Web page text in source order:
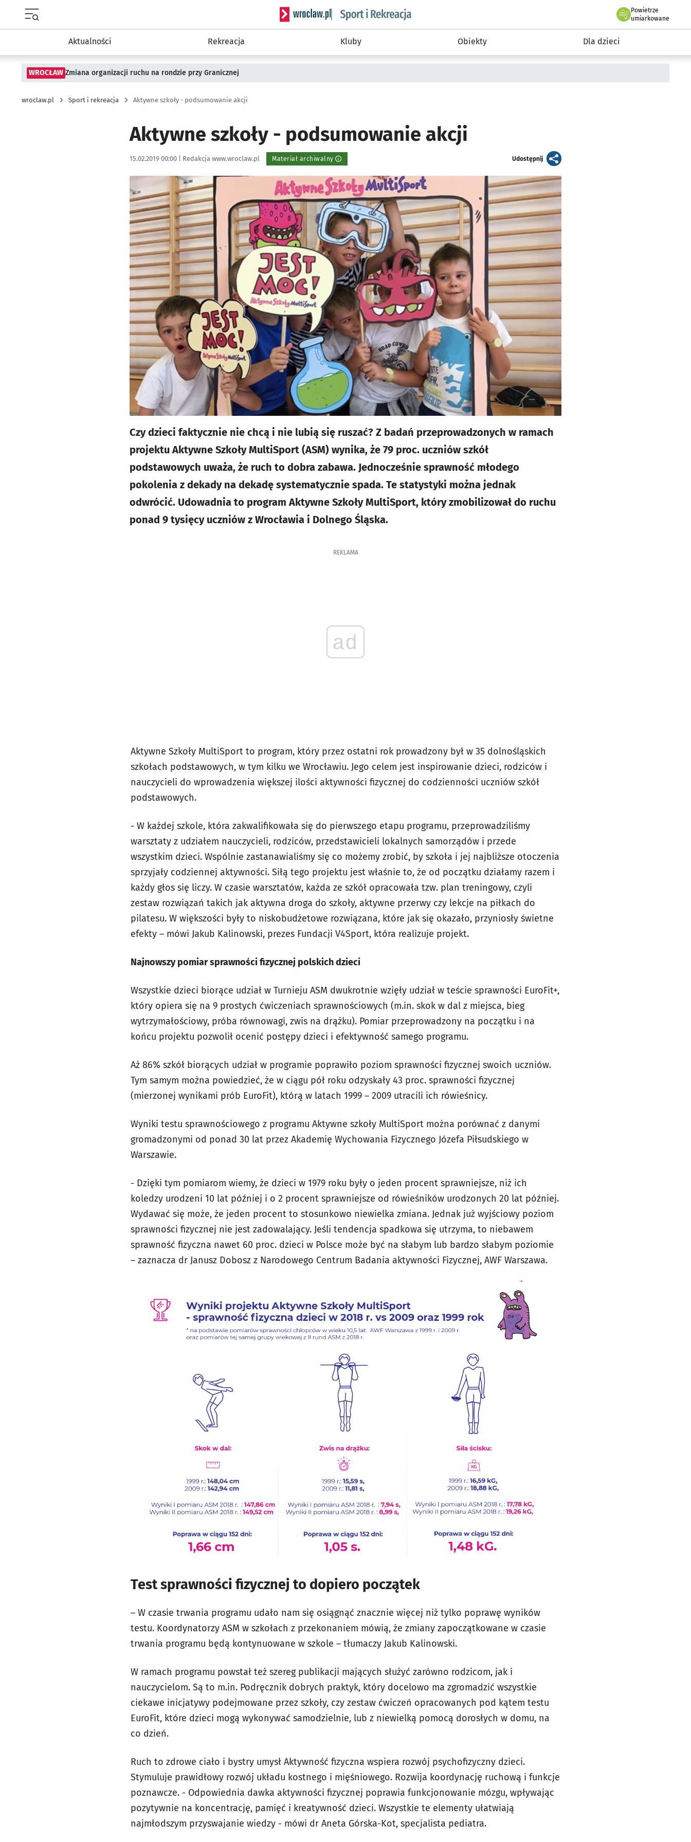
Serwis informacyjny wroclaw.pl podserwis: Sport i rekreacja
Powietrze
we Wrocławiu
umiarkowane
Aktualności Rekreacja Kluby Obiekty Dla dzieci
WROCŁAW Zmiana organizacji ruchu na rondzie przy Granicznej
wroclaw.pl Sport i rekreacja Aktywne szkoły - podsumowanie akcji
Aktywne szkoły - podsumowanie akcji
Data publikacji:
15.02.2019 00:00 | Autor:
Redakcja www.wroclaw.pl Materiał archiwalny Udostępnijartykuł
Kliknij, aby powiększyć
Czy dzieci faktycznie nie chcą i nie lubią się ruszać? Z badań przeprowadzonych w ramach
projektu Aktywne Szkoły MultiSport (ASM) wynika, że 79 proc. uczniów szkół
podstawowych uważa, że ruch to dobra zabawa. Jednocześnie sprawność młodego
pokolenia z dekady na dekadę systematycznie spada. Te statystyki można jednak
odwrócić. Udowadnia to program Aktywne Szkoły MultiSport, który zmobilizował do ruchu
ponad 9 tysięcy uczniów z Wrocławia i Dolnego Śląska.
REKLAMA
ad
Aktywne Szkoły MultiSport to program, który przez ostatni rok prowadzony był w 35 dolnośląskich
szkołach podstawowych, w tym kilku we Wrocławiu. Jego celem jest inspirowanie dzieci, rodziców i
nauczycieli do wprowadzenia większej ilości aktywności fizycznej do codzienności uczniów szkół
podstawowych.
- W każdej szkole, która zakwalifikowała się do pierwszego etapu programu, przeprowadziliśmy
warsztaty z udziałem nauczycieli, rodziców, przedstawicieli lokalnych samorządów i przede
wszystkim dzieci. Wspólnie zastanawialiśmy się co możemy zrobić, by szkoła i jej najbliższe otoczenia
sprzyjały codziennej aktywności. Siłą tego projektu jest właśnie to, że od początku działamy razem i
każdy głos się liczy. W czasie warsztatów, każda ze szkół opracowała tzw. plan treningowy, czyli
zestaw rozwiązań takich jak aktywna droga do szkoły, aktywne przerwy czy lekcje na piłkach do
pilatesu. W większości były to niskobudżetowe rozwiązana, które jak się okazało, przyniosły świetne
efekty – mówi Jakub Kalinowski, prezes Fundacji V4Sport, która realizuje projekt.
Najnowszy pomiar sprawności fizycznej polskich dzieci
Wszystkie dzieci biorące udział w Turnieju ASM dwukrotnie wzięły udział w teście sprawności EuroFit+,
który opiera się na 9 prostych ćwiczeniach sprawnościowych (m.in. skok w dal z miejsca, bieg
wytrzymałościowy, próba równowagi, zwis na drążku). Pomiar przeprowadzony na początku i na
końcu projektu pozwolił ocenić postępy dzieci i efektywność samego programu.
Aż 86% szkół biorących udział w programie poprawiło poziom sprawności fizycznej swoich uczniów.
Tym samym można powiedzieć, że w ciągu pół roku odzyskały 43 proc. sprawności fizycznej
(mierzonej wynikami prób EuroFit), którą w latach 1999 – 2009 utracili ich rówieśnicy.
Wyniki testu sprawnościowego z programu Aktywne szkoły MultiSport można porównać z danymi
gromadzonymi od ponad 30 lat przez Akademię Wychowania Fizycznego Józefa Piłsudskiego w
Warszawie.
- Dzięki tym pomiarom wiemy, że dzieci w 1979 roku były o jeden procent sprawniejsze, niż ich
koledzy urodzeni 10 lat później i o 2 procent sprawniejsze od rówieśników urodzonych 20 lat później.
Wydawać się może, że jeden procent to stosunkowo niewielka zmiana. Jednak już wyjściowy poziom
sprawności fizycznej nie jest zadowalający. Jeśli tendencja spadkowa się utrzyma, to niebawem
sprawność fizyczna nawet 60 proc. dzieci w Polsce może być na słabym lub bardzo słabym poziomie
– zaznacza dr Janusz Dobosz z Narodowego Centrum Badania aktywności Fizycznej, AWF Warszawa.
Test sprawności fizycznej to dopiero początek
– W czasie trwania programu udało nam się osiągnąć znacznie więcej niż tylko poprawę wyników
testu. Koordynatorzy ASM w szkołach z przekonaniem mówią, że zmiany zapoczątkowane w czasie
trwania programu będą kontynuowane w szkole – tłumaczy Jakub Kalinowski.
W ramach programu powstał też szereg publikacji mających służyć zarówno rodzicom, jak i
nauczycielom. Są to m.in. Podręcznik dobrych praktyk, który docelowo ma zgromadzić wszystkie
ciekawe inicjatywy podejmowane przez szkoły, czy zestaw ćwiczeń opracowanych pod kątem testu
EuroFit, które dzieci mogą wykonywać samodzielnie, lub z niewielką pomocą dorosłych w domu, na
co dzień.
Ruch to zdrowe ciało i bystry umysł Aktywność fizyczna wspiera rozwój psychofizyczny dzieci.
Stymuluje prawidłowy rozwój układu kostnego i mięśniowego. Rozwija koordynację ruchową i funkcje
poznawcze. - Odpowiednia dawka aktywności fizycznej poprawia funkcjonowanie mózgu, wpływając
pozytywnie na koncentrację, pamięć i kreatywność dzieci. Wszystkie te elementy ułatwiają
najmłodszym przyswajanie wiedzy - mówi dr Aneta Górska-Kot, specjalista pediatra.